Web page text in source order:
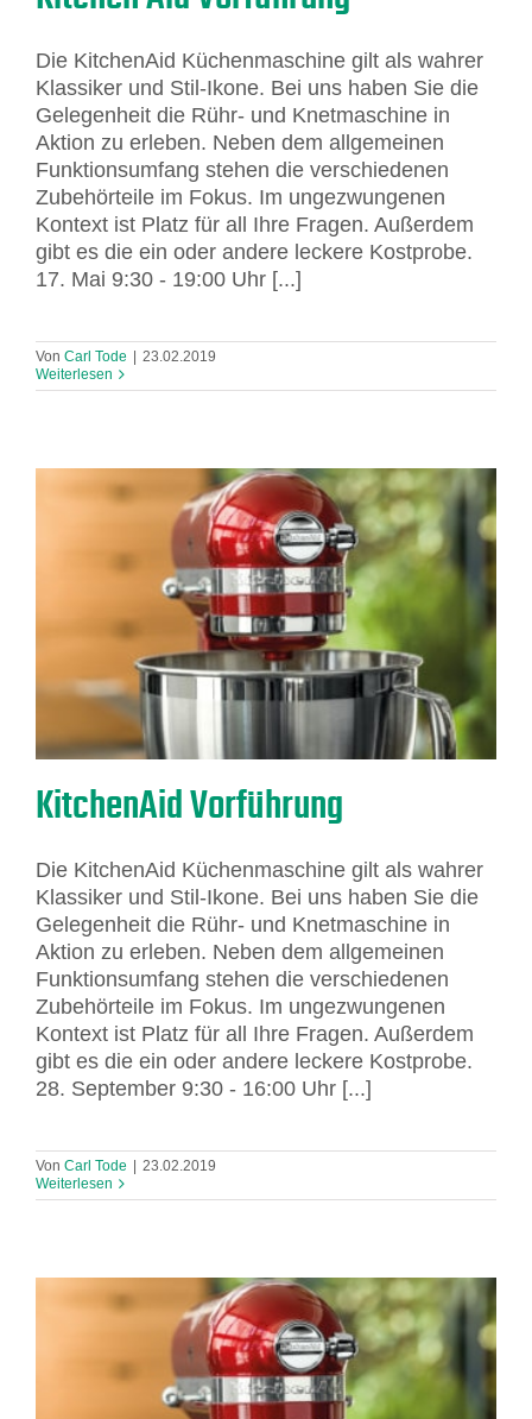
Die KitchenAid Küchenmaschine gilt als wahrer
Klassiker und Stil-Ikone. Bei uns haben Sie die
Gelegenheit die Rühr- und Knetmaschine in
Aktion zu erleben. Neben dem allgemeinen
Funktionsumfang stehen die verschiedenen
Zubehörteile im Fokus. Im ungezwungenen
Kontext ist Platz für all Ihre Fragen. Außerdem
gibt es die ein oder andere leckere Kostprobe.
17. Mai 9:30 - 19:00 Uhr [...]
Von Carl Tode | 23.02.2019
Weiterlesen
KitchenAid Vorführung
Die KitchenAid Küchenmaschine gilt als wahrer
Klassiker und Stil-Ikone. Bei uns haben Sie die
Gelegenheit die Rühr- und Knetmaschine in
Aktion zu erleben. Neben dem allgemeinen
Funktionsumfang stehen die verschiedenen
Zubehörteile im Fokus. Im ungezwungenen
Kontext ist Platz für all Ihre Fragen. Außerdem
gibt es die ein oder andere leckere Kostprobe.
28. September 9:30 - 16:00 Uhr [...]
Von Carl Tode | 23.02.2019
Weiterlesen